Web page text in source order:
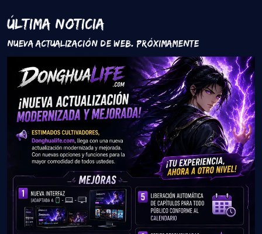
Última Noticia
Nueva Actualización de Web. Próximamente